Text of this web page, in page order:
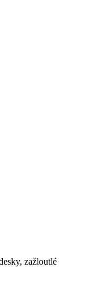
zažloutlé